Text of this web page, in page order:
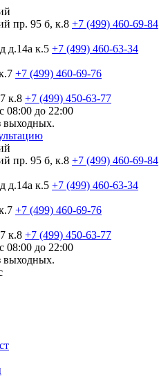
пр. 95 б, к.8 +7 (499) 460-69-84
д.14а к.5 +7 (499) 460-63-34
+7 (499) 460-69-76
к.8 +7 (499) 450-63-77
08:00 до 22:00
выходных.
пр. 95 б, к.8 +7 (499) 460-69-84
д.14а к.5 +7 (499) 460-63-34
+7 (499) 460-69-76
к.8 +7 (499) 450-63-77
08:00 до 22:00
выходных.